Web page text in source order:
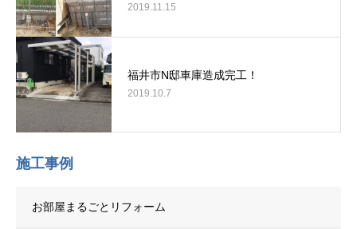
2019.11.15
福井市N邸車庫造成完工！
2019.10.7
施工事例
お部屋まるごとリフォーム